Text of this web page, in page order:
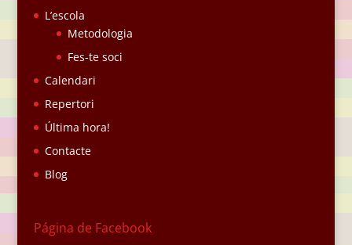
L’escola
Metodologia
Fes-te soci
Calendari
Repertori
Última hora!
Contacte
Blog
Página de Facebook